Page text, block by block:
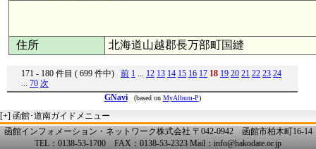
住所 北海道山越郡長万部町国縫
171 - 180 件目 ( 699 件中) 前 1 ... 12 13 14 15 16 17 18 19 20 21 22 23 24
... 70 次
GNavi
(based on MyAlbum-P)
[+] 函館･道南ガイドメニュー
函館インフォメーション・ネットワーク株式会社 〒042-0942 函館市柏木町16-14
TEL：0138-53-1700 FAX：0138-53-2323 Mail：info@hakodate.or.jp